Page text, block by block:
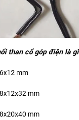
than cổ góp điện là gì
mm
mm
mm